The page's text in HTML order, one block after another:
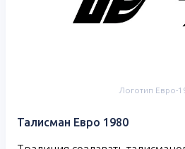
Логотип Евро-
Талисман Евро 1980